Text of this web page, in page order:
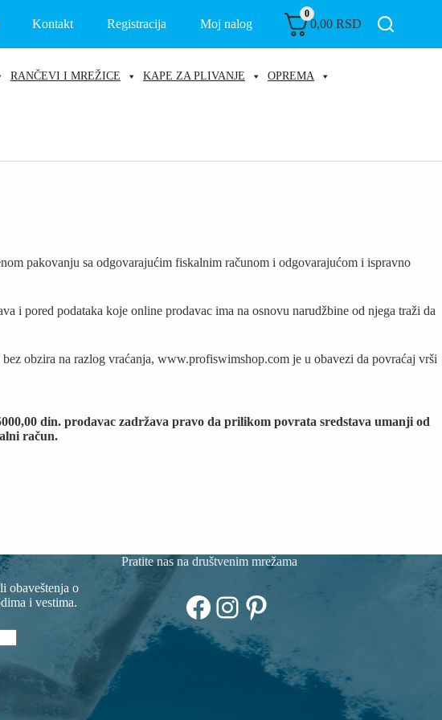
Kontakt Registracija Moj nalog
0
0,00 RSD
RANČEVI I MREŽICE KAPE ZA PLIVANJE OPREMA
pakovanju sa odgovarajućim fiskalnim računom i odgovarajućom i ispravno
i pored podataka koje online prodavac ima na osnovu narudžbine od njega traži da
obzira na razlog vraćanja, www.profiswimshop.com je u obavezi da povraćaj vrši
din. prodavac zadržava pravo da prilikom povrata sredstava umanji od
račun.
obaveštenja o
i vestima.
Pratite nas na društvenim mrežama
Facebook
Instagram
Pinterest